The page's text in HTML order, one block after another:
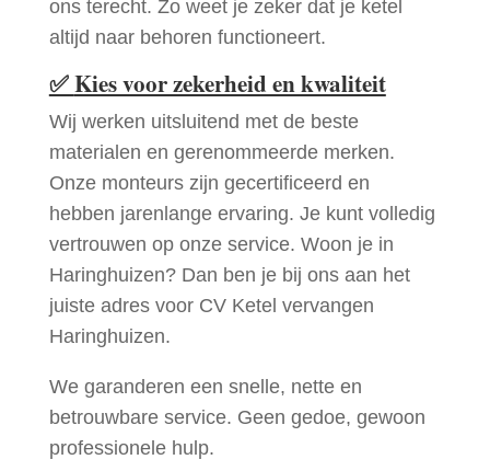
ons terecht. Zo weet je zeker dat je ketel
altijd naar behoren functioneert.
✅Kies voor zekerheid en kwaliteit
Wij werken uitsluitend met de beste
materialen en gerenommeerde merken.
Onze monteurs zijn gecertificeerd en
hebben jarenlange ervaring. Je kunt volledig
vertrouwen op onze service. Woon je in
Haringhuizen? Dan ben je bij ons aan het
juiste adres voor CV Ketel vervangen
Haringhuizen.
We garanderen een snelle, nette en
betrouwbare service. Geen gedoe, gewoon
professionele hulp.